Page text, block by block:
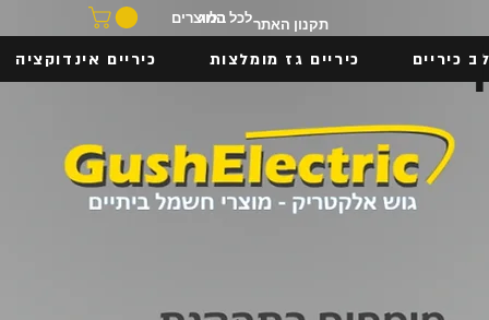
בלוג
לכל המוצרים
כיריים כיריים גז מומלצות כיריים אינדוקציה
תקנון האתר